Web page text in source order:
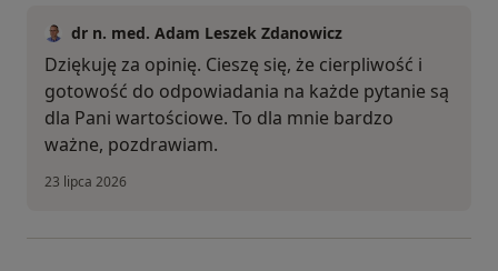
dr n. med. Adam Leszek Zdanowicz
Dziękuję za opinię. Cieszę się, że cierpliwość i
gotowość do odpowiadania na każde pytanie są
dla Pani wartościowe. To dla mnie bardzo
ważne, pozdrawiam.
23 lipca 2026